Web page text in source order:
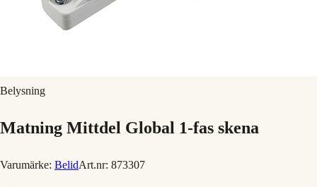
Belysning
Matning Mittdel Global 1-fas skena
Varumärke: BelidArt.nr: 873307